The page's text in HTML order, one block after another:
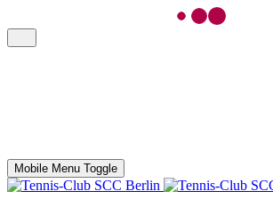
Mobile Menu Toggle